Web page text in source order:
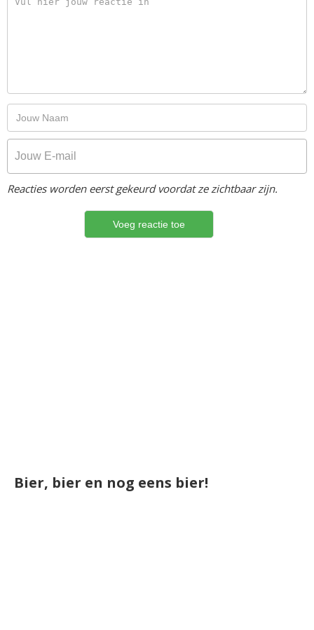
Reacties worden eerst gekeurd voordat ze zichtbaar zijn.
Bier, bier en nog eens bier!